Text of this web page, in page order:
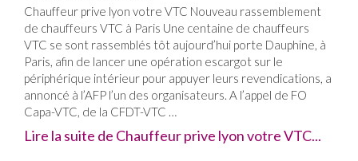
Chauffeur prive lyon votre VTC Nouveau rassemblement
de chauffeurs VTC à Paris Une centaine de chauffeurs
VTC se sont rassemblés tôt aujourd’hui porte Dauphine, à
Paris, afin de lancer une opération escargot sur le
périphérique intérieur pour appuyer leurs revendications, a
annoncé à l’AFP l’un des organisateurs. A l’appel de FO
Capa-VTC, de la CFDT-VTC …
Lire la suite de Chauffeur prive lyon votre VTC...